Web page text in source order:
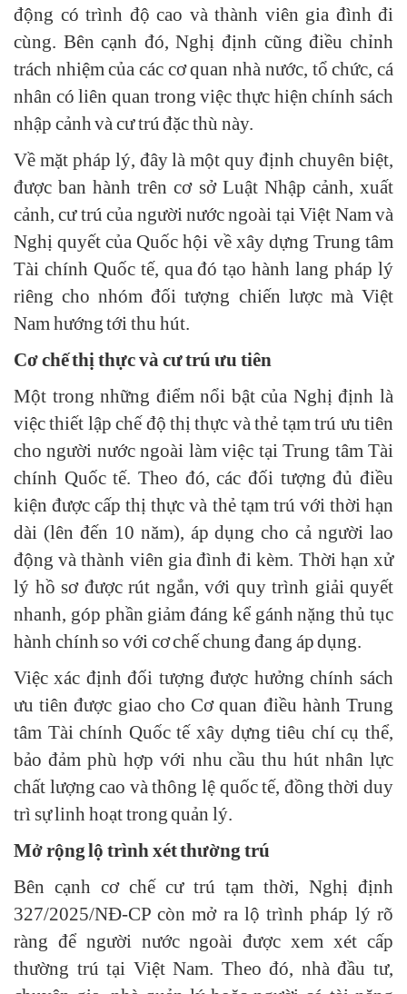
động có trình độ cao và thành viên gia đình đi
cùng. Bên cạnh đó, Nghị định cũng điều chỉnh
trách nhiệm của các cơ quan nhà nước, tổ chức, cá
nhân có liên quan trong việc thực hiện chính sách
nhập cảnh và cư trú đặc thù này.
Về mặt pháp lý, đây là một quy định chuyên biệt,
được ban hành trên cơ sở Luật Nhập cảnh, xuất
cảnh, cư trú của người nước ngoài tại Việt Nam và
Nghị quyết của Quốc hội về xây dựng Trung tâm
Tài chính Quốc tế, qua đó tạo hành lang pháp lý
riêng cho nhóm đối tượng chiến lược mà Việt
Nam hướng tới thu hút.
Cơ chế thị thực và cư trú ưu tiên
Một trong những điểm nổi bật của Nghị định là
việc thiết lập chế độ thị thực và thẻ tạm trú ưu tiên
cho người nước ngoài làm việc tại Trung tâm Tài
chính Quốc tế. Theo đó, các đối tượng đủ điều
kiện được cấp thị thực và thẻ tạm trú với thời hạn
dài (lên đến 10 năm), áp dụng cho cả người lao
động và thành viên gia đình đi kèm. Thời hạn xử
lý hồ sơ được rút ngắn, với quy trình giải quyết
nhanh, góp phần giảm đáng kể gánh nặng thủ tục
hành chính so với cơ chế chung đang áp dụng.
Việc xác định đối tượng được hưởng chính sách
ưu tiên được giao cho Cơ quan điều hành Trung
tâm Tài chính Quốc tế xây dựng tiêu chí cụ thể,
bảo đảm phù hợp với nhu cầu thu hút nhân lực
chất lượng cao và thông lệ quốc tế, đồng thời duy
trì sự linh hoạt trong quản lý.
Mở rộng lộ trình xét thường trú
Bên cạnh cơ chế cư trú tạm thời, Nghị định
327/2025/NĐ-CP còn mở ra lộ trình pháp lý rõ
ràng để người nước ngoài được xem xét cấp
thường trú tại Việt Nam. Theo đó, nhà đầu tư,